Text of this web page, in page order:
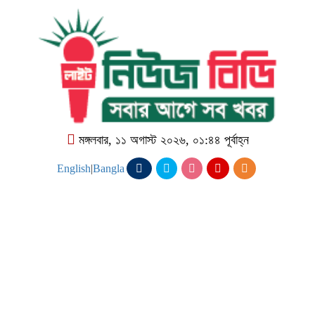
মঙ্গলবার, ১১ অগাস্ট ২০২৬, ০১:৪৪ পূর্বাহ্ন
English|Bangla